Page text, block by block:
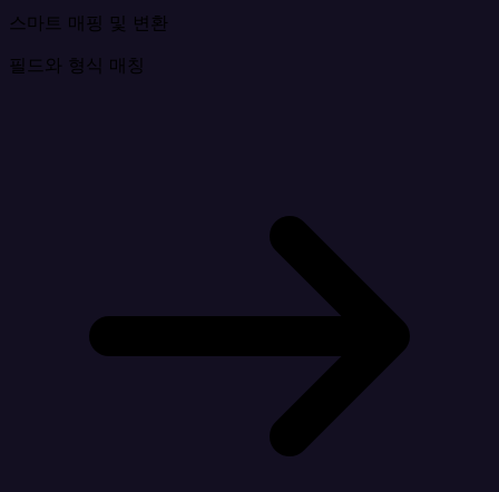
스마트 매핑 및 변환
필드와 형식 매칭